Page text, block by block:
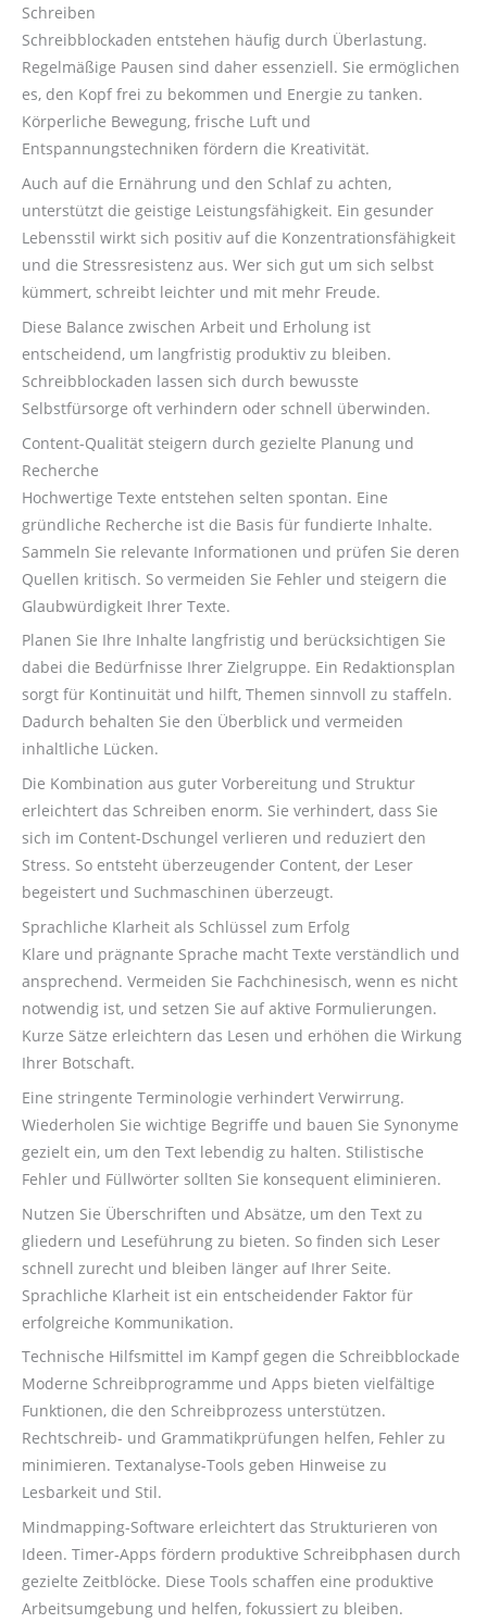
Schreiben
Schreibblockaden entstehen häufig durch Überlastung.
Regelmäßige Pausen sind daher essenziell. Sie ermöglichen
es, den Kopf frei zu bekommen und Energie zu tanken.
Körperliche Bewegung, frische Luft und
Entspannungstechniken fördern die Kreativität.
Auch auf die Ernährung und den Schlaf zu achten,
unterstützt die geistige Leistungsfähigkeit. Ein gesunder
Lebensstil wirkt sich positiv auf die Konzentrationsfähigkeit
und die Stressresistenz aus. Wer sich gut um sich selbst
kümmert, schreibt leichter und mit mehr Freude.
Diese Balance zwischen Arbeit und Erholung ist
entscheidend, um langfristig produktiv zu bleiben.
Schreibblockaden lassen sich durch bewusste
Selbstfürsorge oft verhindern oder schnell überwinden.
Content-Qualität steigern durch gezielte Planung und
Recherche
Hochwertige Texte entstehen selten spontan. Eine
gründliche Recherche ist die Basis für fundierte Inhalte.
Sammeln Sie relevante Informationen und prüfen Sie deren
Quellen kritisch. So vermeiden Sie Fehler und steigern die
Glaubwürdigkeit Ihrer Texte.
Planen Sie Ihre Inhalte langfristig und berücksichtigen Sie
dabei die Bedürfnisse Ihrer Zielgruppe. Ein Redaktionsplan
sorgt für Kontinuität und hilft, Themen sinnvoll zu staffeln.
Dadurch behalten Sie den Überblick und vermeiden
inhaltliche Lücken.
Die Kombination aus guter Vorbereitung und Struktur
erleichtert das Schreiben enorm. Sie verhindert, dass Sie
sich im Content-Dschungel verlieren und reduziert den
Stress. So entsteht überzeugender Content, der Leser
begeistert und Suchmaschinen überzeugt.
Sprachliche Klarheit als Schlüssel zum Erfolg
Klare und prägnante Sprache macht Texte verständlich und
ansprechend. Vermeiden Sie Fachchinesisch, wenn es nicht
notwendig ist, und setzen Sie auf aktive Formulierungen.
Kurze Sätze erleichtern das Lesen und erhöhen die Wirkung
Ihrer Botschaft.
Eine stringente Terminologie verhindert Verwirrung.
Wiederholen Sie wichtige Begriffe und bauen Sie Synonyme
gezielt ein, um den Text lebendig zu halten. Stilistische
Fehler und Füllwörter sollten Sie konsequent eliminieren.
Nutzen Sie Überschriften und Absätze, um den Text zu
gliedern und Leseführung zu bieten. So finden sich Leser
schnell zurecht und bleiben länger auf Ihrer Seite.
Sprachliche Klarheit ist ein entscheidender Faktor für
erfolgreiche Kommunikation.
Technische Hilfsmittel im Kampf gegen die Schreibblockade
Moderne Schreibprogramme und Apps bieten vielfältige
Funktionen, die den Schreibprozess unterstützen.
Rechtschreib- und Grammatikprüfungen helfen, Fehler zu
minimieren. Textanalyse-Tools geben Hinweise zu
Lesbarkeit und Stil.
Mindmapping-Software erleichtert das Strukturieren von
Ideen. Timer-Apps fördern produktive Schreibphasen durch
gezielte Zeitblöcke. Diese Tools schaffen eine produktive
Arbeitsumgebung und helfen, fokussiert zu bleiben.